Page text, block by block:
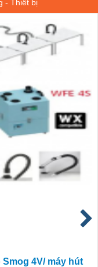
- Thiết bị
Smog 4V/ máy hút